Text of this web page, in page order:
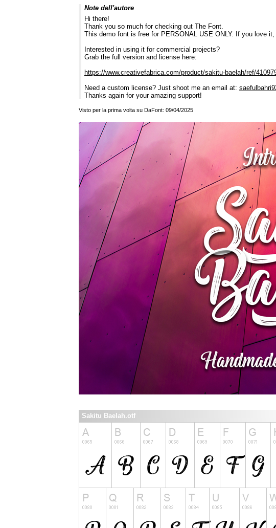
Note dell'autore
Hi there!
Thank you so much for checking out The Font.
This demo font is free for PERSONAL USE ONLY. If you love
Interested in using it for commercial projects?
Grab the full version and license here:
https://www.creativefabrica.com/product/sakitu-baelah/ref/
Need a custom license? Just shoot me an email at:
Thanks again for your amazing support!
Visto per la prima volta su DaFont: 09/04/2025
Sakitu Baelah.otf